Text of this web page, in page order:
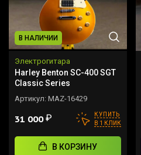
В НАЛИЧИИ
Электрогитара
Harley Benton SC-400 SGT
Classic Series
Артикул: MAZ-16429
31 000₽
КУПИТЬ
В 1 КЛИК
В КОРЗИНУ